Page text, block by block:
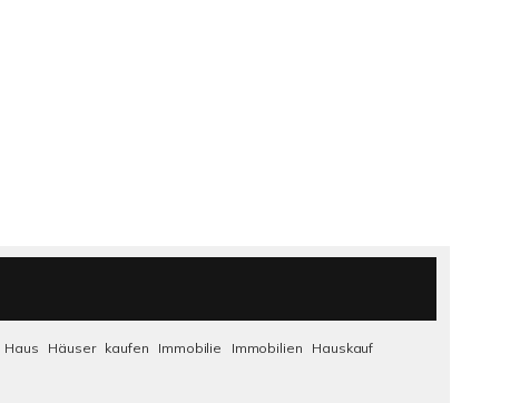
Haus Häuser kaufen Immobilie Immobilien
Hauskauf